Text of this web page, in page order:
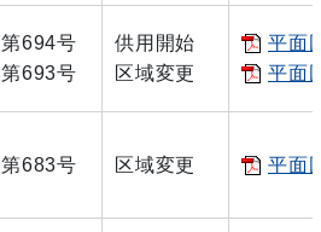
第694号
第693号
供用開始
区域変更
平面
平面
第683号 区域変更 平面